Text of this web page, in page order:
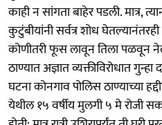
काही न सांगता बाहेर पडली. मात्र,
कुटुंबीयांनी सर्वत्र शोध
कोणीतरी फूस लावून तिला पळवून
ठाण्यात अज्ञात व्यक्तीविरोधात
घटना कोनगाव पोलिस ठाण्याच्या
येथील १५ वर्षीय मुलगी ५ मे रोजी